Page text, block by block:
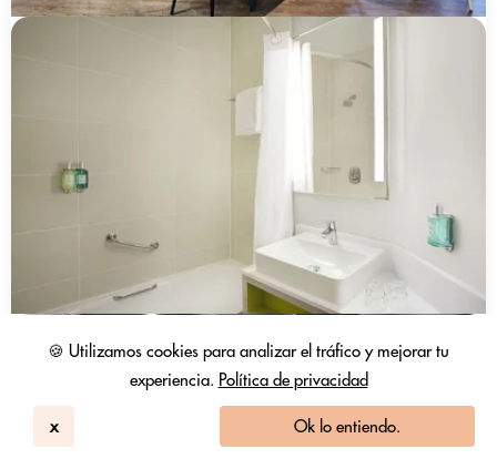
🍪 Utilizamos cookies para analizar el tráfico y mejorar tu
experiencia. Política de privacidad
x Ok lo entiendo.